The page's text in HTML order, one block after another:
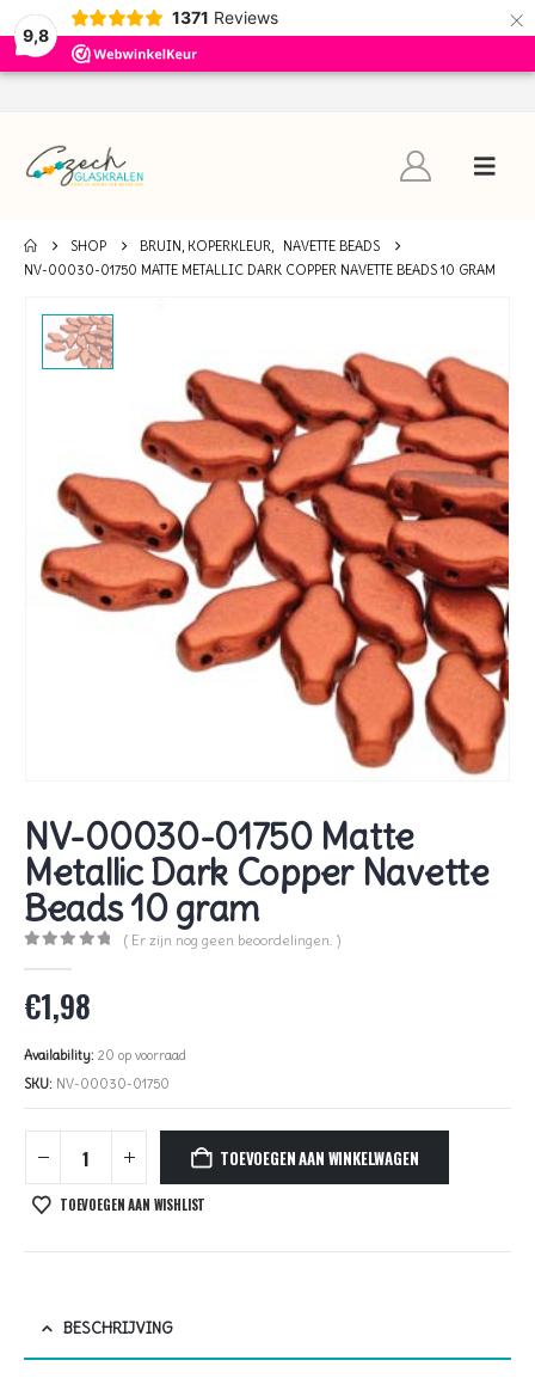
9,8
1371 Reviews ×
SHOP BRUIN, KOPERKLEUR,
NAVETTE BEADS
NV-00030-01750 MATTE METALLIC DARK COPPER NAVETTE BEADS 10 GRAM
NV-00030-01750 Matte
Metallic Dark Copper Navette
Beads 10 gram
( Er zijn nog geen beoordelingen. )
€1,98
Availability: 20 op voorraad
SKU: NV-00030-01750
TOEVOEGEN AAN WINKELWAGEN
TOEVOEGEN AAN WISHLIST
BESCHRIJVING